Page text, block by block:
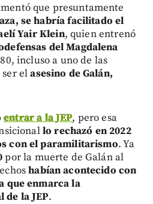
que presuntamente
se habría facilitado el
Yair Klein, quien entrenó
del Magdalena
incluso a uno de las
ser elasesino de Galán,
entrar a la JEP, pero esa
lo rechazó en 2022
con el paramilitarismo. Ya
por la muerte de Galán al
habían acontecido con
que enmarca la
la JEP.